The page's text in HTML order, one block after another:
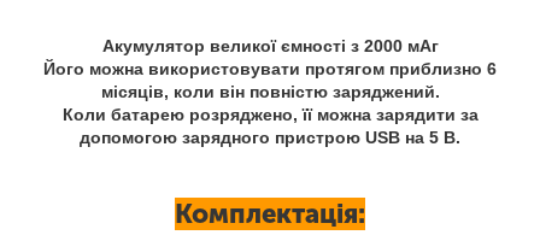
Акумулятор великої ємності з 2000 мАг
Його можна використовувати протягом приблизно 6
місяців, коли він повністю заряджений.
Коли батарею розряджено, її можна зарядити за
допомогою зарядного пристрою USB на 5 В.
Комплектація: